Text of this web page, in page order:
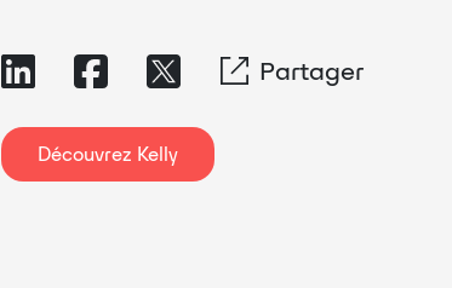
Partager
Découvrez Kelly